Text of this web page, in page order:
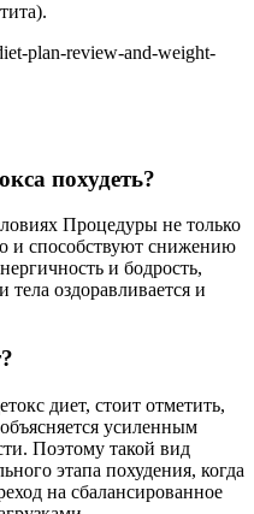
plan-review-and-weight-
похудеть?
Процедуры не только
и способствуют снижению
и бодрость,
оздоравливается и
диет, стоит отметить,
усиленным
Поэтому такой вид
этапа похудения, когда
на сбалансированное